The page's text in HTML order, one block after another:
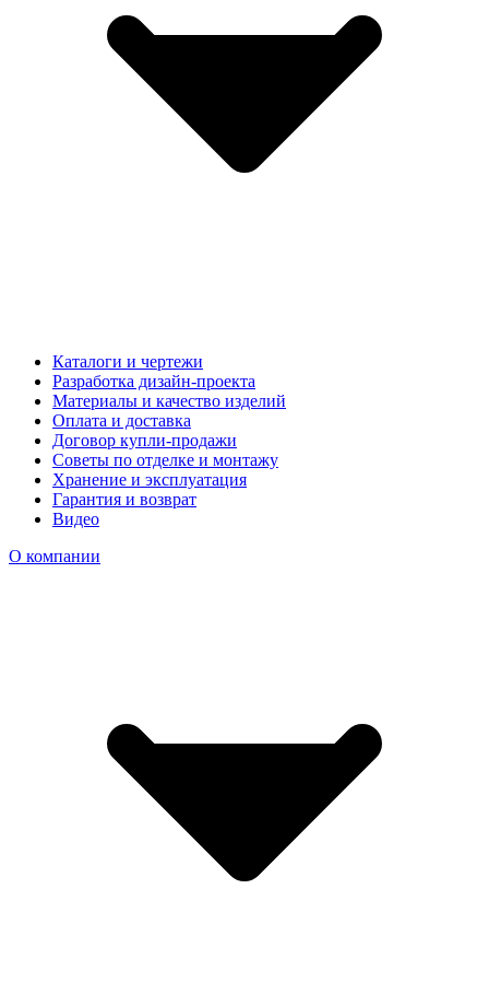
Каталоги и чертежи
Разработка дизайн-проекта
Материалы и качество изделий
Оплата и доставка
Договор купли-продажи
Советы по отделке и монтажу
Хранение и эксплуатация
Гарантия и возврат
Видео
О компании